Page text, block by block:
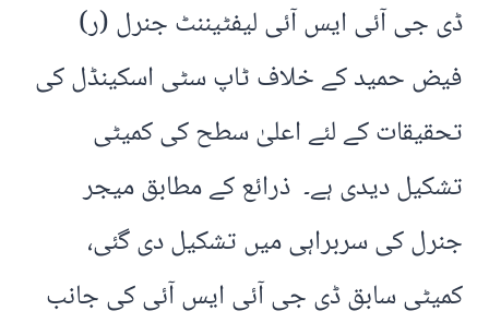
ڈی جی آئی ایس آئی لیفٹیننٹ جنرل (ر)
فیض حمید کے خلاف ٹاپ سٹی اسکینڈل کی
تحقیقات کے لئے اعلیٰ سطح کی کمیٹی
تشکیل دیدی ہے۔ ذرائع کے مطابق میجر
جنرل کی سربراہی میں تشکیل دی گئی،
کمیٹی سابق ڈی جی آئی ایس آئی کی جانب